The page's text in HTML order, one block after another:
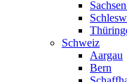
Schweiz
Aargau
Bern